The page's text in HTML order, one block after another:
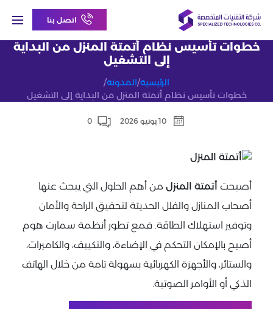
اتصل بنا
خطوات تأسيس نظام أتمتة المنزل من البداية
إلى التشغيل
الرئيسية/المدونة/
خطوات تأسيس نظام أتمتة المنزل من البداية إلى التشغيل
10 يونيو 2026 0
أصبحت أتمتة المنزل من أهم الحلول التي يبحث عنها
أصحاب المنازل والفلل الحديثة لتحقيق الراحة والأمان
وتوفير استهلاك الطاقة. فمع تطور أنظمة سمارت هوم
أصبح بالإمكان التحكم في الإضاءة، والتكييف، والكاميرات،
والستائر، والأجهزة الكهربائية بسهولة تامة من خلال الهاتف
الذكي أو الأوامر الصوتية.